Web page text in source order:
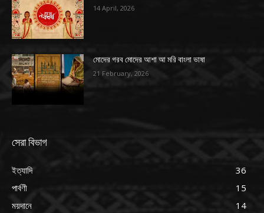
14 April, 2026
মোদের গরব মোদের আশা আ মরি বাংলা ভাষা
21 February, 2026
সেরা বিভাগ
ইত্যাদি
36
পার্বণী
15
ময়দানে
14